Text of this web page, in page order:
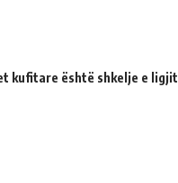
kufitare është shkelje e ligjit